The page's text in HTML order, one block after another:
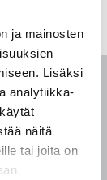
ja mainosten
Lisäksi
analytiikka-
näitä
tai joita on